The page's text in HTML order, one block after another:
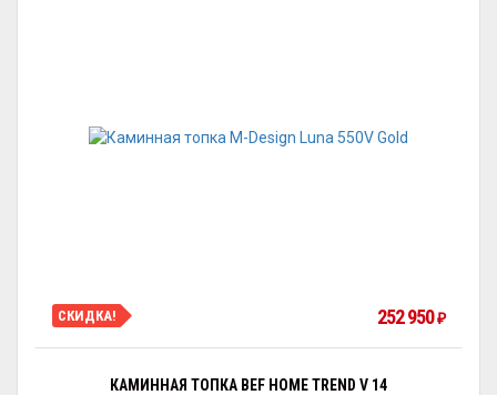
СКИДКА! 252 950₽
КАМИННАЯ ТОПКА BEF HOME TREND V 14